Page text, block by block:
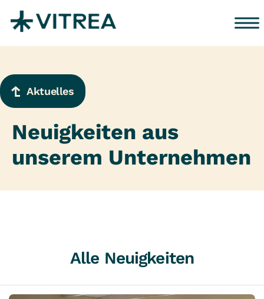
Aktuelles
Neuigkeiten aus
unserem Unternehmen
Alle Neuigkeiten